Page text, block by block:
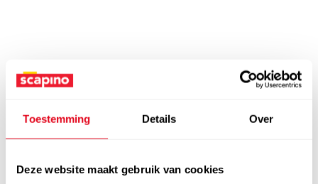
Toestemming Details Over
Deze website maakt gebruik van cookies